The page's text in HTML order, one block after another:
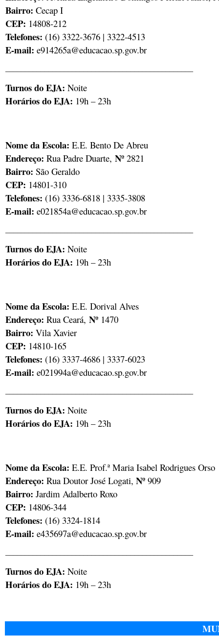
Bairro: Cecap I
CEP: 14808-212
Telefones: (16) 3322-3676 | 3322-4513
E-mail: e914265a@educacao.sp.gov.br
Turnos do EJA: Noite
Horários do EJA: 19h – 23h
Nome da Escola: E.E. Bento De Abreu
Endereço: ​ Rua Padre Duarte, Nº 2821
Bairro: São Geraldo
CEP: 14801-310
Telefones: ​ (16) 3336-6818 | 3335-3808
E-mail: e021854a@educacao.sp.gov.br
Turnos do EJA: Noite
Horários do EJA: 19h – 23h
Nome da Escola: E.E. Dorival Alves
Endereço: Rua Ceará, Nº 1470
Bairro: Vila Xavier
CEP: 14810-165
Telefones: ​(16) 3337-4686 | 3337-6023
E-mail: e021994a@educacao.sp.gov.br
Turnos do EJA: Noite
Horários do EJA: 19h – 23h
Nome da Escola: E.E. Prof.ª Maria Isabel Rodrigues Orso
Endereço: Rua Doutor José Logati, Nº 909
Bairro: Jardim Adalberto Roxo
CEP: 14806-344
Telefones: (16) 3324-1814
E-mail: e435697a@educacao.sp.gov.br
Turnos do EJA: Noite
Horários do EJA: 19h – 23h